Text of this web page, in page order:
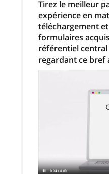
Tirez le meilleur
expérience en
téléchargement
formulaires
référentiel
regardant ce bref